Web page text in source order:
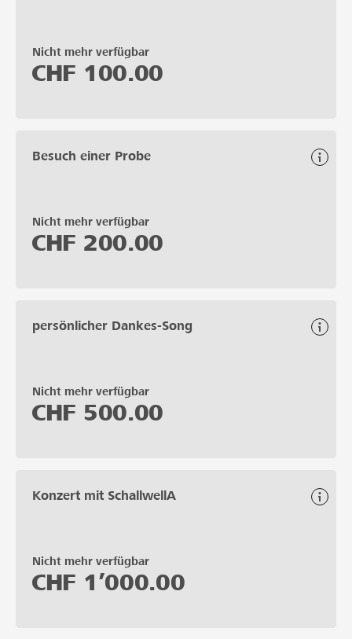
Nicht mehr verfügbar
CHF 100.00
Besuch einer Probe
Nicht mehr verfügbar
CHF 200.00
persönlicher Dankes-Song
Nicht mehr verfügbar
CHF 500.00
Konzert mit SchallwellA
Nicht mehr verfügbar
CHF 1’000.00